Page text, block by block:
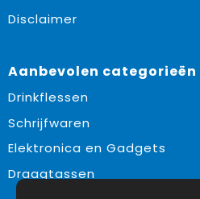
Disclaimer
Aanbevolen categorieën
Drinkflessen
Schrijfwaren
Elektronica en Gadgets
Draagtassen